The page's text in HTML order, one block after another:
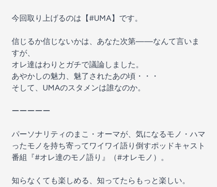
今回取り上げるのは【#UMA】です。
信じるか信じないかは、あなた次第——なんて言いま
すが、
オレ達はわりとガチで議論しました。
あやかしの魅力、魅了されたあの頃・・・
そして、UMAのスタメンは誰なのか。
ーーーーー
パーソナリティのまこ・オーマが、気になるモノ・ハマ
ったモノを持ち寄ってワイワイ語り倒すポッドキャスト
番組『#オレ達のモノ語り』（#オレモノ）。
知らなくても楽しめる、知ってたらもっと楽しい。